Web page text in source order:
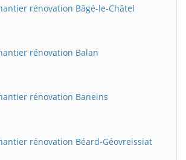
rénovation Bâgé-le-Châtel
rénovation Balan
rénovation Baneins
rénovation Béard-Géovreissiat